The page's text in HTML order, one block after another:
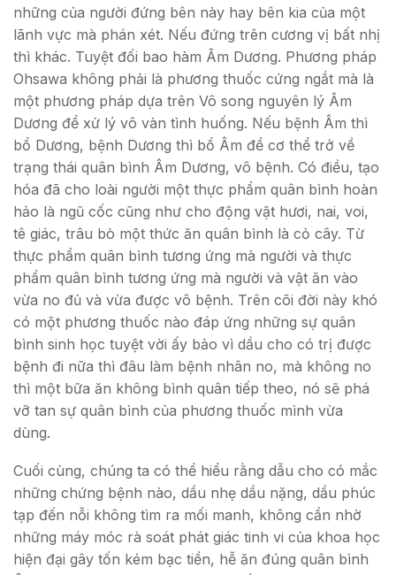
những của người đứng bên này hay bên kia của một
lãnh vực mà phán xét. Nếu đứng trên cương vị bất nhị
thì khác. Tuyệt đối bao hàm Âm Dương. Phương pháp
Ohsawa không phải là phương thuốc cứng ngắt mà là
một phương pháp dựa trên Vô song nguyên lý Âm
Dương để xử lý vô vàn tình huống. Nếu bệnh Âm thì
bổ Dương, bệnh Dương thì bổ Âm để cơ thể trở về
trạng thái quân bình Âm Dương, vô bệnh. Có điều, tạo
hóa đã cho loài người một thực phẩm quân bình hoàn
hảo là ngũ cốc cũng như cho động vật hươi, nai, voi,
tê giác, trâu bò một thức ăn quân bình là cỏ cây. Từ
thực phẩm quân bình tương ứng mà người và thực
phẩm quân bình tương ứng mà người và vật ăn vào
vừa no đủ và vừa được vô bệnh. Trên cõi đời này khó
có một phương thuốc nào đáp ứng những sự quân
bình sinh học tuyệt vời ấy bảo vì dầu cho có trị được
bệnh đi nữa thì đâu làm bệnh nhân no, mà không no
thì một bữa ăn không bình quân tiếp theo, nó sẽ phá
vỡ tan sự quân bình của phương thuốc mình vừa
dùng.
Cuối cùng, chúng ta có thể hiểu rằng dẫu cho có mắc
những chứng bệnh nào, dầu nhẹ dầu nặng, dầu phúc
tạp đến nỗi không tìm ra mối manh, không cần nhờ
những máy móc rà soát phát giác tinh vi của khoa học
hiện đại gây tốn kém bạc tiền, hễ ăn đúng quân bình